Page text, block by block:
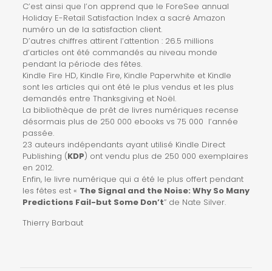
C’est ainsi que l’on apprend que le ForeSee annual
Holiday E-Retail Satisfaction Index a sacré Amazon
numéro un de la satisfaction client.
D’autres chiffres attirent l’attention : 26.5 millions
d’articles ont été commandés au niveau monde
pendant la période des fêtes.
Kindle Fire HD, Kindle Fire, Kindle Paperwhite et Kindle
sont les articles qui ont été le plus vendus et les plus
demandés entre Thanksgiving et Noël.
La bibliothèque de prêt de livres numériques recense
désormais plus de 250 000 ebooks vs 75 000 l’année
passée.
23 auteurs indépendants ayant utilisé Kindle Direct
Publishing (KDP) ont vendu plus de 250 000 exemplaires
en 2012.
Enfin, le livre numérique qui a été le plus offert pendant
les fêtes est « The Signal and the Noise: Why So Many
Predictions Fail-but Some Don’t” de Nate Silver.
Thierry Barbaut